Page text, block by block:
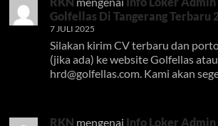
Golfellas Di Tangerang Terbaru
7 JULI 2025
Silakan kirim CV terbaru dan
(jika ada) ke website Golfellas
hrd@golfellas.com . Kami akan
RKN mengenai Info Loker